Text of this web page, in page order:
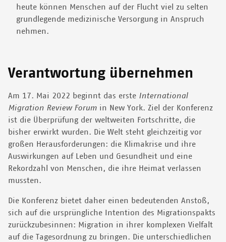
heute können Menschen auf der Flucht viel zu selten
grundlegende medizinische Versorgung in Anspruch
nehmen.
Verantwortung übernehmen
Am 17. Mai 2022 beginnt das erste International
Migration Review Forum in New York. Ziel der Konferenz
ist die Überprüfung der weltweiten Fortschritte, die
bisher erwirkt wurden. Die Welt steht gleichzeitig vor
großen Herausforderungen: die Klimakrise und ihre
Auswirkungen auf Leben und Gesundheit und eine
Rekordzahl von Menschen, die ihre Heimat verlassen
mussten.
Die Konferenz bietet daher einen bedeutenden Anstoß,
sich auf die ursprüngliche Intention des Migrationspakts
zurückzubesinnen: Migration in ihrer komplexen Vielfalt
auf die Tagesordnung zu bringen. Die unterschiedlichen